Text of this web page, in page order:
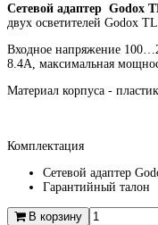
Сетевой адаптер Godox
двух осветителей Godox
Входное напряжение
8.4А, максимальная
Материал корпуса - пластик
Комплектация
Сетевой адаптер
Гарантийный талон
В корзину